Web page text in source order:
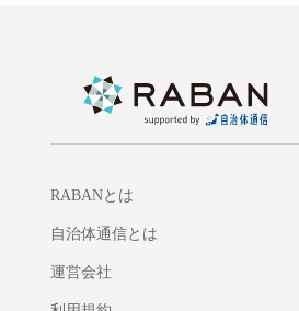
RABANとは
自治体通信とは
運営会社